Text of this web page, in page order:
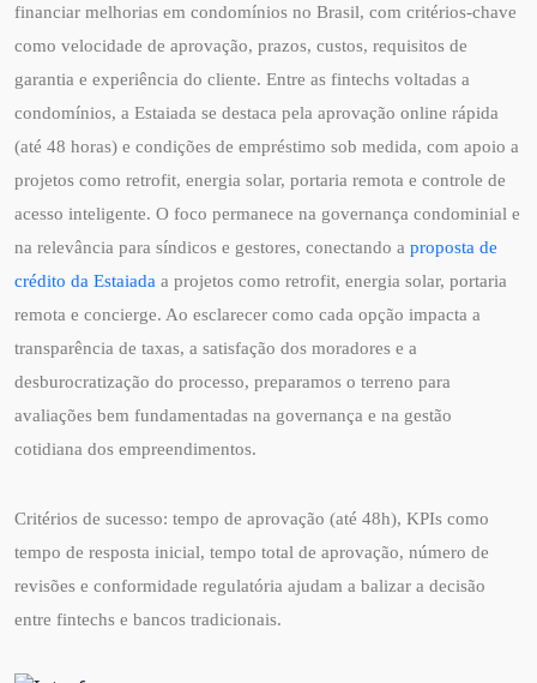
financiar melhorias em condomínios no Brasil, com critérios-chave
como velocidade de aprovação, prazos, custos, requisitos de
garantia e experiência do cliente. Entre as fintechs voltadas a
condomínios, a Estaiada se destaca pela aprovação online rápida
(até 48 horas) e condições de empréstimo sob medida, com apoio a
projetos como retrofit, energia solar, portaria remota e controle de
acesso inteligente. O foco permanece na governança condominial e
na relevância para síndicos e gestores, conectando a proposta de
crédito da Estaiada a projetos como retrofit, energia solar, portaria
remota e concierge. Ao esclarecer como cada opção impacta a
transparência de taxas, a satisfação dos moradores e a
desburocratização do processo, preparamos o terreno para
avaliações bem fundamentadas na governança e na gestão
cotidiana dos empreendimentos.
Critérios de sucesso: tempo de aprovação (até 48h), KPIs como
tempo de resposta inicial, tempo total de aprovação, número de
revisões e conformidade regulatória ajudam a balizar a decisão
entre fintechs e bancos tradicionais.